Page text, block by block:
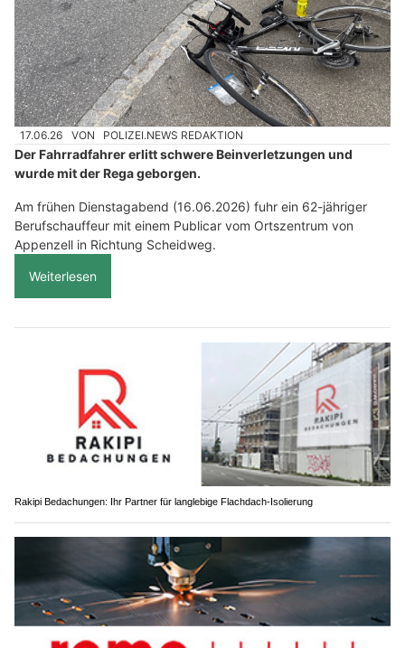
17.06.26 VON POLIZEI.NEWS REDAKTION
Der Fahrradfahrer erlitt schwere Beinverletzungen und
wurde mit der Rega geborgen.
Am frühen Dienstagabend (16.06.2026) fuhr ein 62-jähriger
Berufschauffeur mit einem Publicar vom Ortszentrum von
Appenzell in Richtung Scheidweg.
Weiterlesen
Rakipi Bedachungen: Ihr Partner für langlebige Flachdach-Isolierung